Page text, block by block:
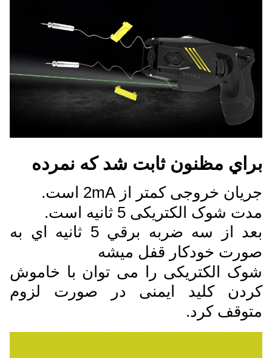
براي مظنون ثابت شد که نمرده
جریان خروجی کمتر از 2mA است.
مدت شوک الکتریکی 5 ثانیه است.
بعد از سه ضربه برقي 5 ثانيه اي به
صورت خودکار قفل ميشه
شوک الکتریکی را می توان با خاموش
کردن کلید ایمنی در صورت لزوم
متوقف کرد.